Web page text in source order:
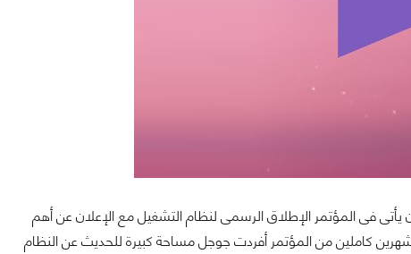
فى المؤتمر الإطلاق الرسمى لنظام التشغيل مع الإعلان عن أهم
كاملين من المؤتمر أفردت جوجل مساحة كبيرة للحديث عن النظام